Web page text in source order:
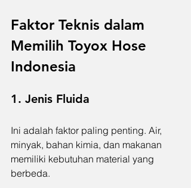
Faktor Teknis dalam
Memilih Toyox Hose
Indonesia
1. Jenis Fluida
Ini adalah faktor paling penting. Air,
minyak, bahan kimia, dan makanan
memiliki kebutuhan material yang
berbeda.